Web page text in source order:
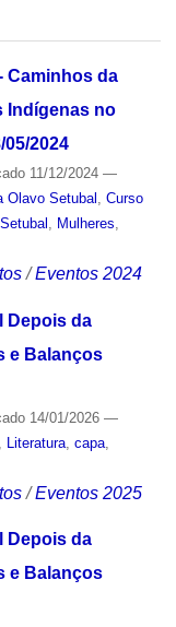
Caminhos da
Indígenas no
2024
11/12/2024 —
Olavo Setubal
Curso
Mulheres
/Eventos 2024
Depois da
e Balanços
14/01/2026 —
Literatura, capa,
/Eventos 2025
Depois da
e Balanços